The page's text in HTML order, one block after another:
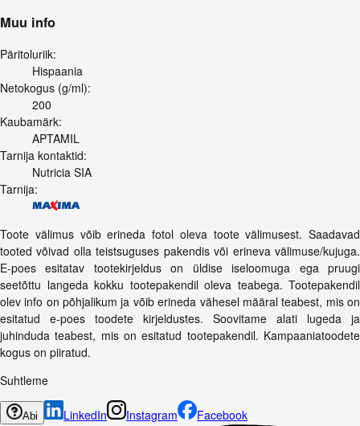
Muu info
Päritoluriik:
Hispaania
Netokogus (g/ml):
200
Kaubamärk:
APTAMIL
Tarnija kontaktid:
Nutricia SIA
Tarnija:
Toote välimus võib erineda fotol oleva toote välimusest. Saadavad
tooted võivad olla teistsuguses pakendis või erineva välimuse/kujuga.
E-poes esitatav tootekirjeldus on üldise iseloomuga ega pruugi
seetõttu langeda kokku tootepakendil oleva teabega. Tootepakendil
olev info on põhjalikum ja võib erineda vähesel määral teabest, mis on
esitatud e-poes toodete kirjeldustes. Soovitame alati lugeda ja
juhinduda teabest, mis on esitatud tootepakendil. Kampaaniatoodete
kogus on piiratud.
Suhtleme
Abi LinkedIn Instagram Facebook